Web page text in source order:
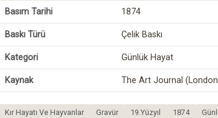
Basım Tarihi 1874
Baskı Türü Çelik Baskı
Kategori Günlük Hayat
Kaynak The Art Journal
Kır Hayatı Ve Hayvanlar Gravür 19.Yüzyıl 1874